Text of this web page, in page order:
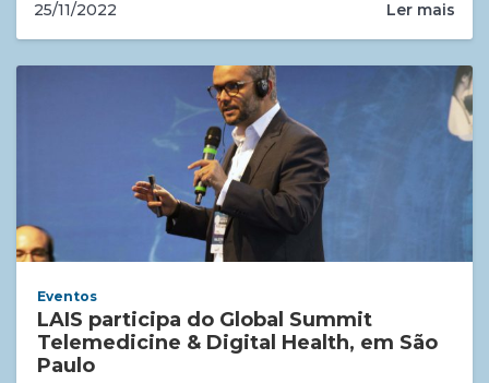
25/11/2022 Ler mais
Eventos
LAIS participa do Global Summit
Telemedicine & Digital Health, em São
Paulo